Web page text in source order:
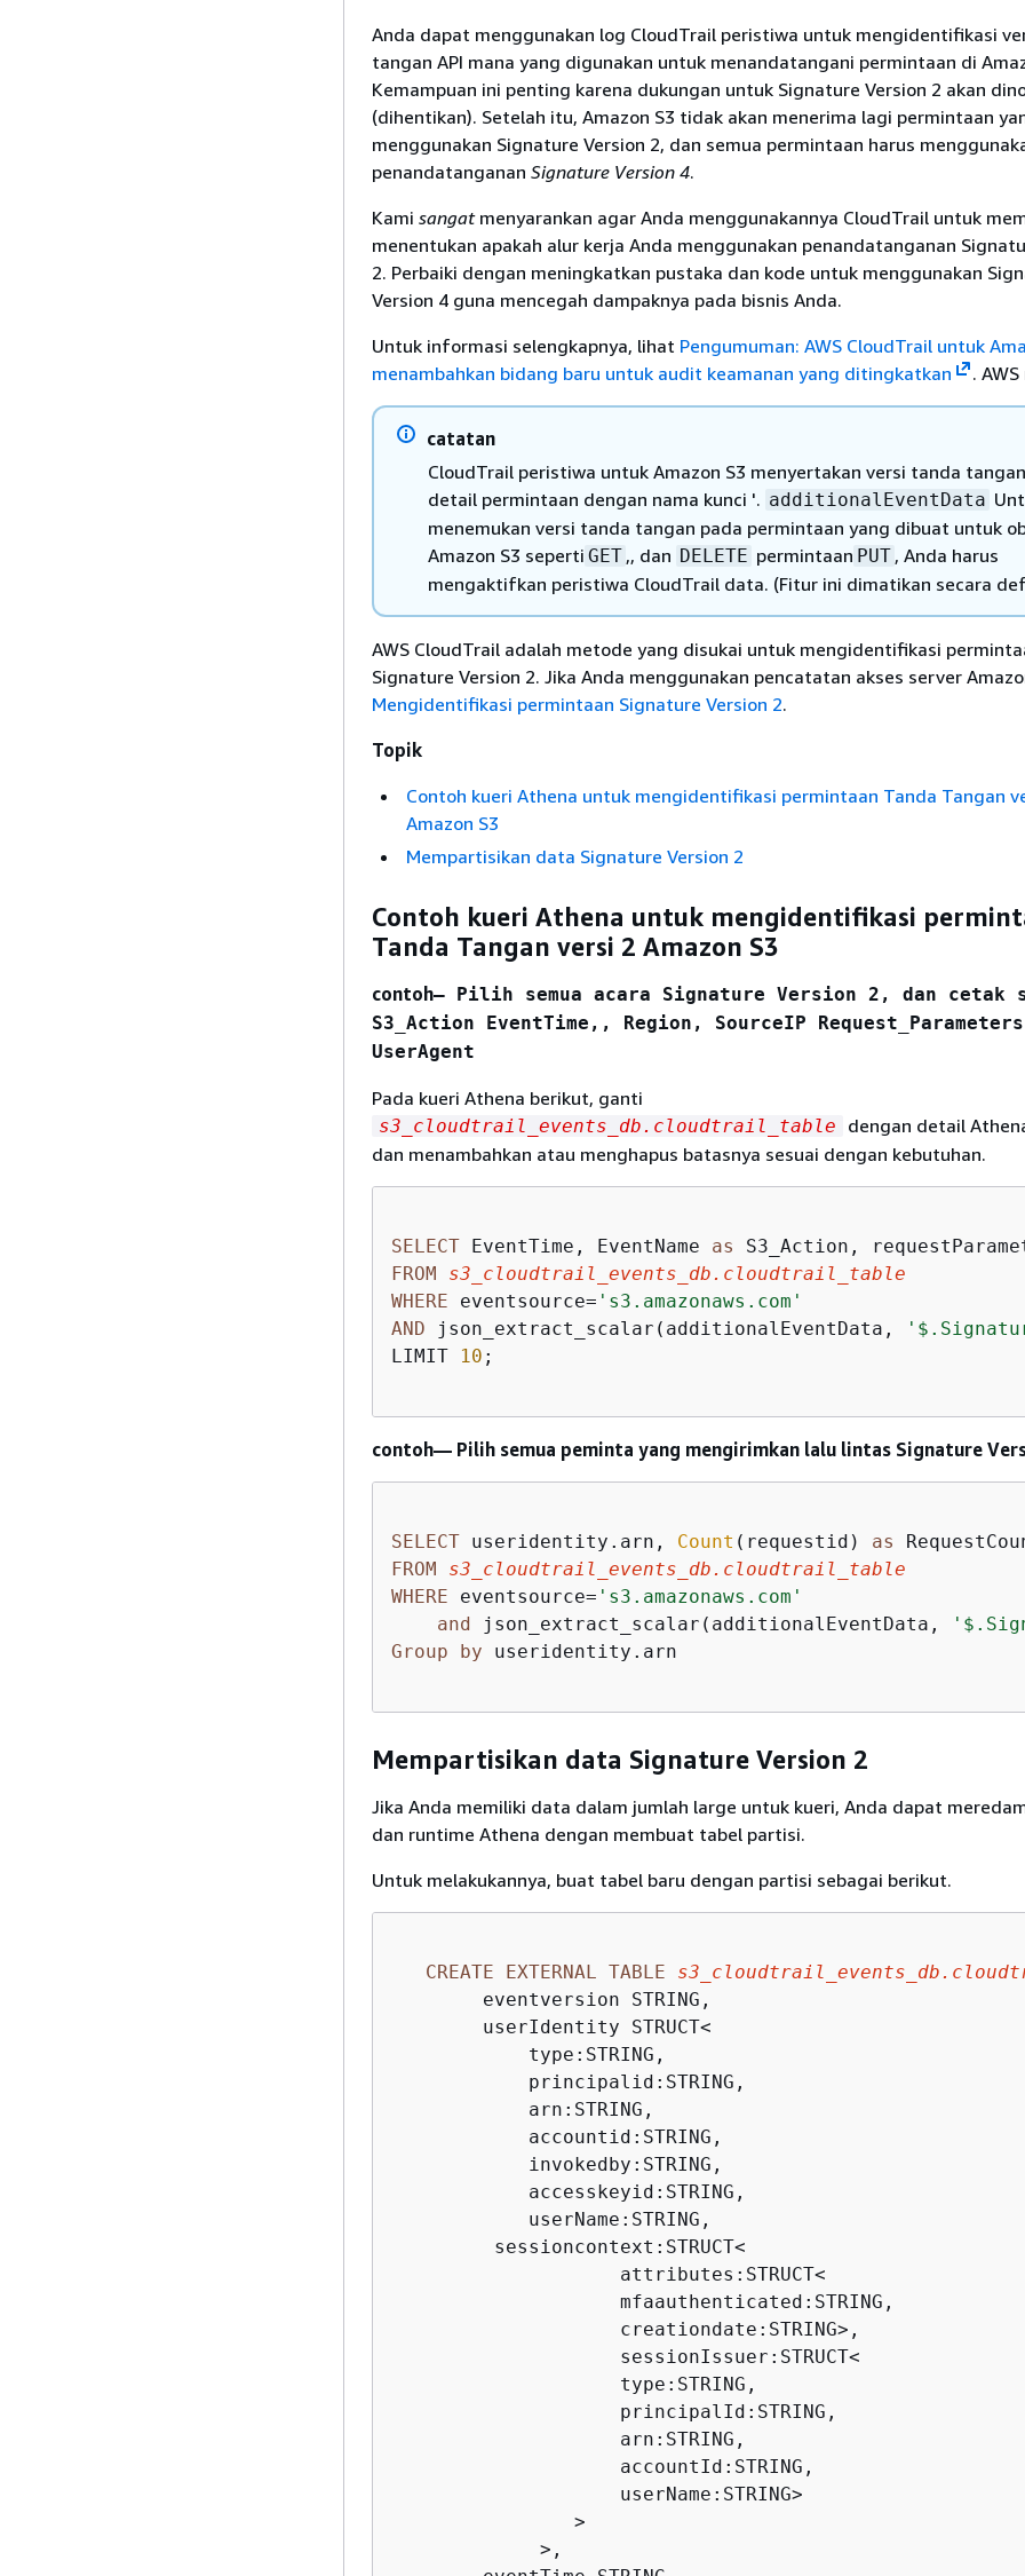
Anda dapat menggunakan log CloudTrail peristiwa untuk mengidentifikasi
tangan API mana yang digunakan untuk menandatangani permintaan di
Kemampuan ini penting karena dukungan untuk Signature Version 2 akan
(dihentikan). Setelah itu, Amazon S3 tidak akan menerima lagi permintaan
menggunakan Signature Version 2, dan semua permintaan harus
penandatanganan Signature Version 4.
Kami sangatmenyarankan agar Anda menggunakannya CloudTrail untuk
menentukan apakah alur kerja Anda menggunakan penandatanganan
2. Perbaiki dengan meningkatkan pustaka dan kode untuk menggunakan
Version 4 guna mencegah dampaknya pada bisnis Anda.
Untuk informasi selengkapnya, lihat Pengumuman: AWS CloudTrail untuk
menambahkan bidang baru untuk audit keamanan yang ditingkatkan
.
catatan
CloudTrail peristiwa untuk Amazon S3 menyertakan versi tanda
detail permintaan dengan nama kunci '. additionalEventData
menemukan versi tanda tangan pada permintaan yang dibuat untuk
Amazon S3 seperti GET ,, dan DELETE permintaan PUT , Anda harus
mengaktifkan peristiwa CloudTrail data. (Fitur ini dimatikan secara
AWS CloudTrail adalah metode yang disukai untuk mengidentifikasi
Signature Version 2. Jika Anda menggunakan pencatatan akses server
Mengidentifikasi permintaan Signature Version 2.
Topik
Contoh kueri Athena untuk mengidentifikasi permintaan Tanda Tangan
Amazon S3
Mempartisikan data Signature Version 2
Contoh kueri Athena untuk mengidentifikasi
Tanda Tangan versi 2 Amazon S3
contoh— Pilih semua acara Signature Version 2, dan cetak
S3_Action EventTime ,, Region, SourceIP Request_Parameters
UserAgent
Pada kueri Athena berikut, ganti
s3_cloudtrail_events_db.cloudtrail_table
dengan detail
dan menambahkan atau menghapus batasnya sesuai dengan kebutuhan.
SELECT EventTime, EventName as S3_Action,
FROM
s3_cloudtrail_events_db.cloudtrail_table
WHERE eventsource= 's3.amazonaws.com'
AND json_extract_scalar(additionalEventData,
LIMIT
10 ;
contoh— Pilih semua peminta yang mengirimkan lalu lintas Signature
SELECT useridentity.arn, Count (requestid) as
FROM
s3_cloudtrail_events_db.cloudtrail_table
WHERE eventsource= 's3.amazonaws.com'
and json_extract_scalar(additionalEventData,
Group
by useridentity.arn
Mempartisikan data Signature Version 2
Jika Anda memiliki data dalam jumlah large untuk kueri, Anda dapat
dan runtime Athena dengan membuat tabel partisi.
Untuk melakukannya, buat tabel baru dengan partisi sebagai berikut.
CREATE EXTERNAL TABLE
        eventversion STRING,
        userIdentity STRUCT
<
            type:STRING,
            principalid:STRING,
            arn:STRING,
            accountid:STRING,
            invokedby:STRING,
            accesskeyid:STRING,
            userName:STRING,
         sessioncontext:STRUCT
<
                    attributes:STRUCT
<
                    mfaauthenticated:STRING,
                    creationdate:STRING
> ,
                    sessionIssuer:STRUCT
<
                    type:STRING,
                    principalId:STRING,
                    arn:STRING,
                    accountId:STRING,
                    userName:STRING
>
>
> ,